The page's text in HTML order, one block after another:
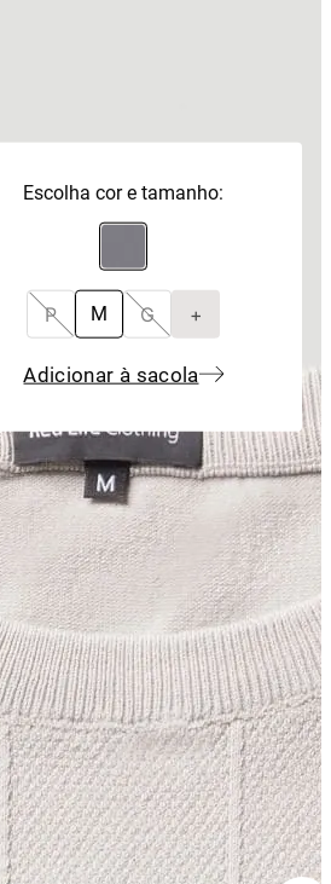
Escolha cor e tamanho:
P M G +
Adicionar à sacola